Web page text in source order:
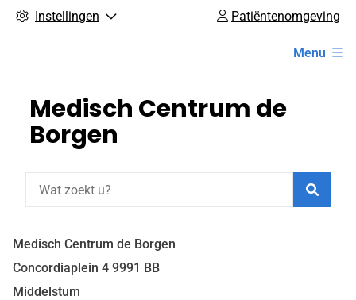
Instellingen Patiëntenomgeving
Menu
Medisch Centrum de
Borgen
Medisch Centrum de Borgen
Concordiaplein 4 9991 BB
Middelstum